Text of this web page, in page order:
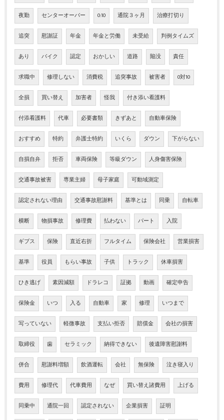
夜勤 センターオーバー 0:10 通院３ヶ月 治療打切り
追突 慰謝証 年金 年金と労働 未受給 判例タイムズ
あり バイク 認定 おかしい 道路 陥没 責任
求職中 修理しない 消費税 追突事故 被害者 0対10
全損 買い替え 加害者 怪我 付き添い看護料
付添看護料 代車 必要書類 きずあと 自動車保険
おすすめ 特約 弁護士特約 いくら ダウン 下がらない
自損自弁 拒否 車両保険 等級ダウン 人身傷害保険
交通事故被害 専業主婦 母子家庭 可動域測定
認定されない理由 交通事故慰謝料 基準とは 同乗 自転車
横断 物損事故 修理費 払わない パート 入院
ギブス 保険 直近右折 フルタイム 保険会社 営業損害
基準 役員 もらい事故 子供 トラック 休車損害
ひき逃げ 素因減額 ドラレコ 証拠 動画 確定申告
保険金 いつ 入る 自動車 家 修理 いつまで
写っていない 軽微事故 支払い拒否 賠償金 会社の損害
取締役 歯 セラミック 納得できない 後遺障害慰謝料
併合 慰謝料増額 飲酒運転 会社 無保険 泣き寝入り
費用 修理代 代車費用 なぜ 買い替え諸費用 上げる
同乗中 通院一回 認定されない 企業損害 証明